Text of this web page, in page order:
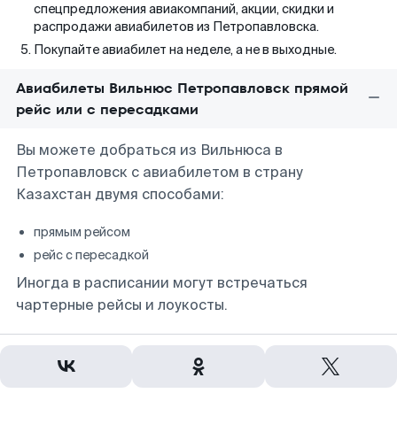
спецпредложения авиакомпаний, акции, скидки и
распродажи авиабилетов из Петропавловска.
Покупайте авиабилет на неделе, а не в выходные.
Авиабилеты Вильнюс Петропавловск прямой
рейс или с пересадками
Вы можете добраться из Вильнюса в
Петропавловск с авиабилетом в страну
Казахстан двумя способами:
прямым рейсом
рейс с пересадкой
Иногда в расписании могут встречаться
чартерные рейсы и лоукосты.